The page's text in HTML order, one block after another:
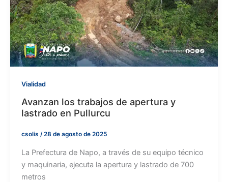
Vialidad
Avanzan los trabajos de apertura y
lastrado en Pullurcu
csolis /28 de agosto de 2025
La Prefectura de Napo, a través de su equipo técnico
y maquinaria, ejecuta la apertura y lastrado de 700
metros